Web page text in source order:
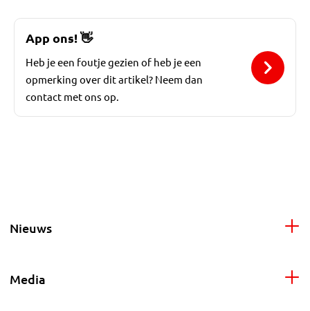
App ons!👋
Heb je een foutje gezien of heb je een
opmerking over dit artikel? Neem dan
contact met ons op.
Nieuws
Media